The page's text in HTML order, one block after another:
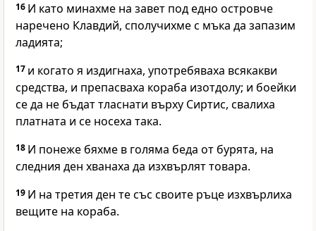
16 И като минахме на завет под едно островче
наречено Клавдий, сполучихме с мъка да запазим
ладията;
17 и когато я издигнаха, употребяваха всякакви
средства, и препасваха кораба изотдолу; и боейки
се да не бъдат тласнати върху Сиртис, свалиха
платната и се носеха така.
18 И понеже бяхме в голяма беда от бурята, на
следния ден хванаха да изхвърлят товара.
19 И на третия ден те със своите ръце изхвърлиха
вещите на кораба.